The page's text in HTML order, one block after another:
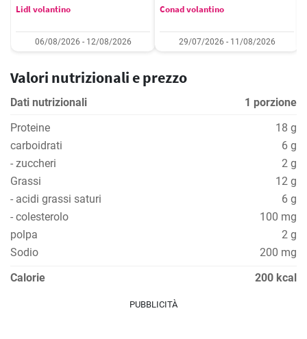
Lidl volantino
06/08/2026 - 12/08/2026
Conad volantino
29/07/2026 - 11/08/2026
Valori nutrizionali e prezzo
Dati nutrizionali
1 porzione
Proteine
18 g
carboidrati
6 g
- zuccheri
2 g
Grassi
12 g
- acidi grassi saturi
6 g
- colesterolo
100 mg
polpa
2 g
Sodio
200 mg
Calorie
200 kcal
PUBBLICITÀ